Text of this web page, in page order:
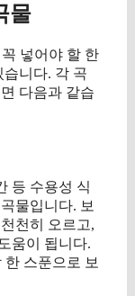
물
넣어야 할 한
니다. 각 곡
다음과 같습
등 수용성 식
물입니다. 보
천히 오르고,
움이 됩니다.
스푼으로 보